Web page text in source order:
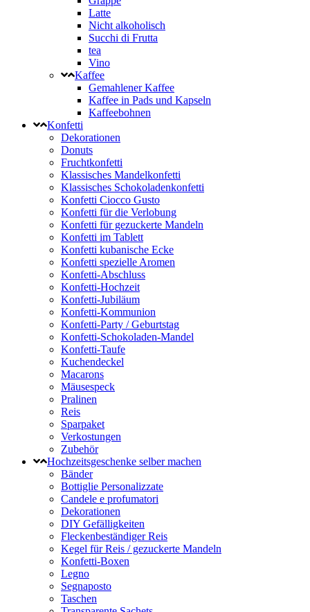
Latte
Nicht alkoholisch
Succhi di Frutta
tea
Vino
Kaffee
Gemahlener Kaffee
Kaffee in Pads und Kapseln
Kaffeebohnen
Konfetti
Dekorationen
Donuts
Fruchtkonfetti
Klassisches Mandelkonfetti
Klassisches Schokoladenkonfetti
Konfetti Ciocco Gusto
Konfetti für die Verlobung
Konfetti für gezuckerte Mandeln
Konfetti im Tablett
Konfetti kubanische Ecke
Konfetti spezielle Aromen
Konfetti-Abschluss
Konfetti-Hochzeit
Konfetti-Jubiläum
Konfetti-Kommunion
Konfetti-Party / Geburtstag
Konfetti-Schokoladen-Mandel
Konfetti-Taufe
Kuchendeckel
Macarons
Mäusespeck
Pralinen
Reis
Sparpaket
Verkostungen
Zubehör
Hochzeitsgeschenke selber machen
Bänder
Bottiglie Personalizzate
Candele e profumatori
Dekorationen
DIY Gefälligkeiten
Fleckenbeständiger Reis
Kegel für Reis / gezuckerte Mandeln
Konfetti-Boxen
Legno
Segnaposto
Taschen